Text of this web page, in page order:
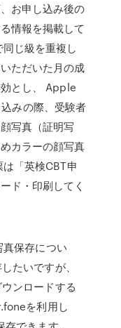
お申し込み後の
情報を掲載して
じ級を重複し
ただいた月の成
とし、 Apple
みの際、受験者
写真（証明写
カラーの顔写真
「英検CBT申
ド・印刷してく
保存につい
たいですが、
ンロードする
を利用し